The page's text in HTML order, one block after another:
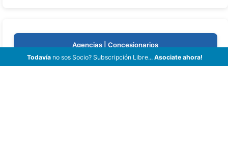
Agencias | Concesionarios
Todavíano sos Socio? Subscripción Libre... Asociate ahora!